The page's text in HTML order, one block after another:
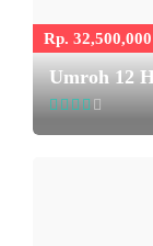
Rp. 32,500,000
Umroh 12